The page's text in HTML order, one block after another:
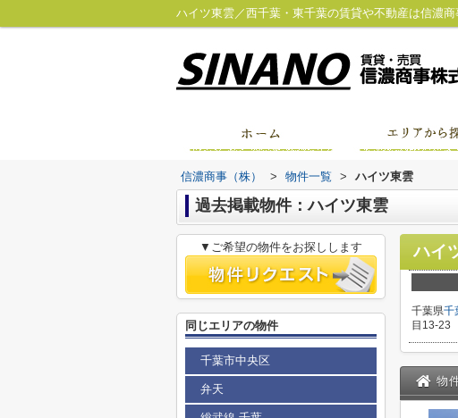
ハイツ東雲／西千葉・東千葉の賃貸や不動産は信濃商
信濃商事（株） > 物件一覧 > ハイツ東雲
過去掲載物件：ハイツ東雲
ハイ
千葉県千
目13-23
物
▼ご希望の物件をお探しします
同じエリアの物件
千葉市中央区
弁天